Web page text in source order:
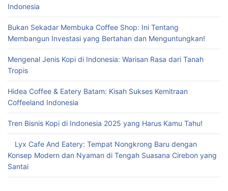
Indonesia
Bukan Sekadar Membuka Coffee Shop: Ini Tentang
Membangun Investasi yang Bertahan dan Menguntungkan!
Mengenal Jenis Kopi di Indonesia: Warisan Rasa dari Tanah
Tropis
Hidea Coffee & Eatery Batam: Kisah Sukses Kemitraan
Coffeeland Indonesia
Tren Bisnis Kopi di Indonesia 2025 yang Harus Kamu Tahu!
Lyx Cafe And Eatery: Tempat Nongkrong Baru dengan
Konsep Modern dan Nyaman di Tengah Suasana Cirebon yang
Santai